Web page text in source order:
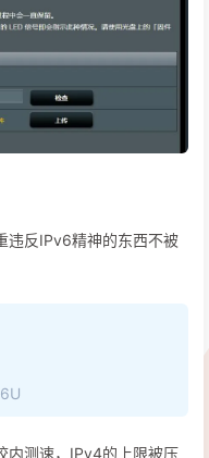
违反IPv6精神的东西不被
内测速，IPv4的上限被压